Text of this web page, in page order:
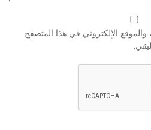
الإلكتروني في هذا المتصفح